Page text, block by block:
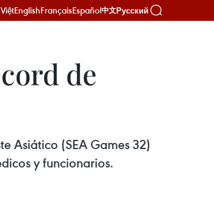
EnglishFrançaisEspañol中文Русский
de
Asiático (SEA Games 32)
y funcionarios.